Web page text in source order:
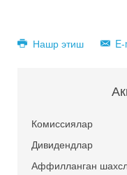
Нашр этиш
Комиссиялар
Дивидендлар
Аффилланган